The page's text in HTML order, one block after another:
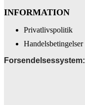
INFORMATION
Privatlivspolitik
Handelsbetingelser
Forsendelsessystem: